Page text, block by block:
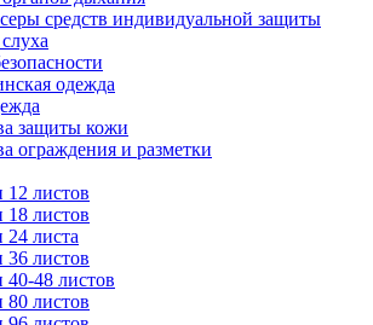
средств индивидуальной защиты
одежда
защиты кожи
ограждения и разметки
12 листов
18 листов
24 листа
36 листов
40-48 листов
80 листов